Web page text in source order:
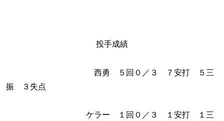
投手成績
西勇 ５回０／３ ７安打 ５三
振 ３失点
ケラー １回０／３ １安打 １三